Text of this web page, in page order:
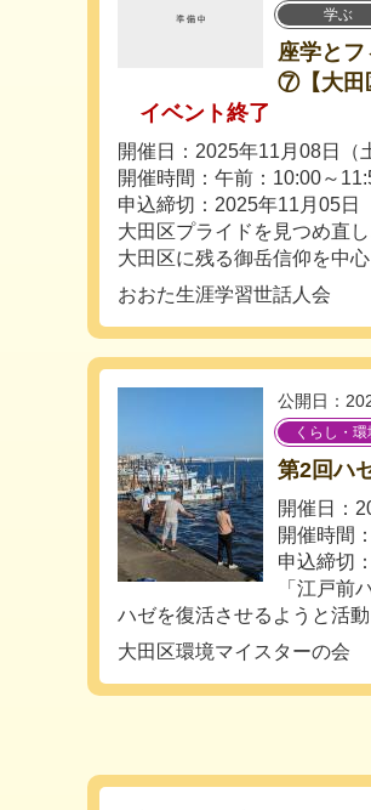
学ぶ
座学と
⑦【大田
イベント終了
開催日：2025年11月08日（
開催時間：午前：10:00～
申込締切：2025年11月05日
大田区プライドを見つめ直
大田区に残る御岳信仰を中
おおた生涯学習世話人会
公開日：
くらし・環
第2回ハ
開催日：
開催時間
申込締切
「江戸前
ハゼを復活させるようと活
大田区環境マイスターの会